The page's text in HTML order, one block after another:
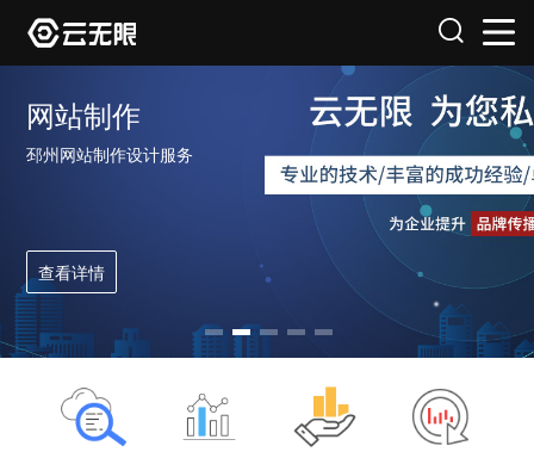
网站制作
邳州网站制作设计服务
查看详情